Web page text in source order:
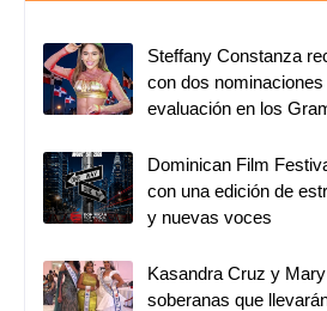
Steffany Constanza
con dos
evaluación en los
Dominican Film
con una edición de
y nuevas voces
Kasandra Cruz y
soberanas que